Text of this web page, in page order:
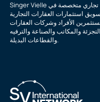
Singer Vielle هي وكالة استثمار عقاري تجاري متخصصة في
استثمارات العقارات التجارية
الأفراد وشركات العقارات
والمكاتب والصناعة والترفيه
والقطاعات البديلة.